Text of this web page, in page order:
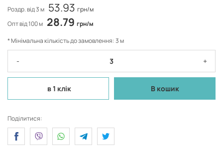
Роздр. від 3 м 53.93 грн/м
Опт від 100 м 28.79 грн/м
* Мінімальна кількість до замовлення: 3 м
- +
в 1 клік В кошик
Поділитися: